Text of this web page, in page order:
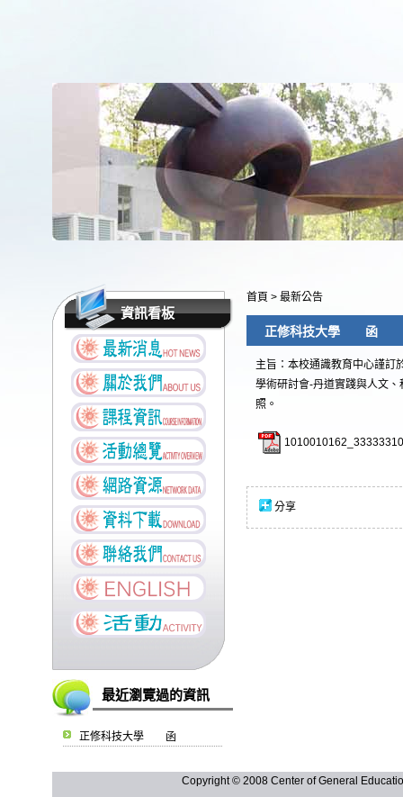
資訊看板
最近瀏覽過的資訊
正修科技大學 函
首頁 > 最新公告
正修科技大學 函
主旨：本校通識教育中心謹
學術研討會-丹道實踐與人文
照。
分享
Copyright © 2008 Center of General